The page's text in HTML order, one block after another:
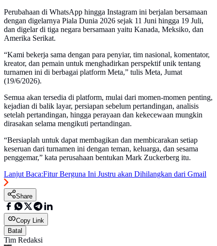
Perubahaan di WhatsApp hingga Instagram ini berjalan bersamaan
dengan digelarnya Piala Dunia 2026 sejak 11 Juni hingga 19 Juli,
dan digelar di tiga negara bersamaan yaitu Kanada, Meksiko, dan
Amerika Serikat.
“Kami bekerja sama dengan para penyiar, tim nasional, komentator,
kreator, dan pemain untuk menghadirkan perspektif unik tentang
turnamen ini di berbagai platform Meta,” tulis Meta, Jumat
(19/6/2026).
Semua akan tersedia di platform, mulai dari momen-momen penting,
kejadian di balik layar, persiapan sebelum pertandingan, analisis
setelah pertandingan, hingga perayaan dan kekecewaan mungkin
dirasakan selama mengikuti pertandingan.
“Bersiaplah untuk dapat membagikan dan membicarakan setiap
keseruan dari turnamen ini dengan teman, keluarga, dan sesama
penggemar,” kata perusahaan bentukan Mark Zuckerberg itu.
Lanjut Baca:Fitur Berguna Ini Justru akan Dihilangkan dari Gmail
Share
Copy Link
Batal
Tim Redaksi